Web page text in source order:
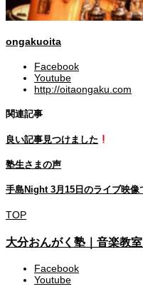
ongakuoita
Facebook
Youtube
http://oitaongaku.com
関連記事
良い記事見つけました
塾生さまの声
手島Night 3月15日のライブ映像
TOP
大分おんがく塾｜音楽教
Facebook
Youtube